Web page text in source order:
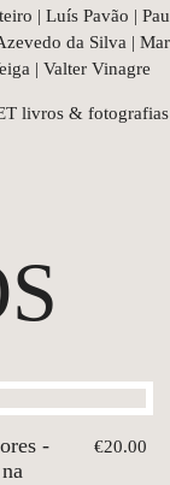
| Luís Pavão |
da Silva |
| Valter Vinagre
livros & fotografias
-
€20.00